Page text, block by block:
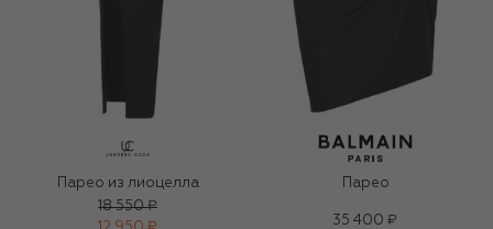
Парео из лиоцелла
18 550 ₽
Парео
35 400 ₽